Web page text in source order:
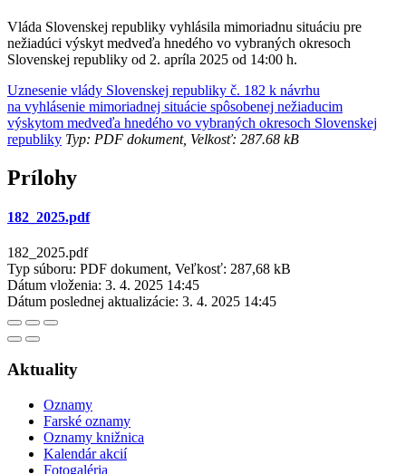
Vláda Slovenskej republiky vyhlásila mimoriadnu situáciu pre
nežiadúci výskyt medveďa hnedého vo vybraných okresoch
Slovenskej republiky od 2. apríla 2025 od 14:00 h.
Uznesenie vlády Slovenskej republiky č. 182 k návrhu
na vyhlásenie mimoriadnej situácie spôsobenej nežiaducim
výskytom medveďa hnedého vo vybraných okresoch Slovenskej
republiky Typ: PDF dokument, Velkosť: 287.68 kB
Prílohy
182_2025.pdf
182_2025.pdf
Typ súboru: PDF dokument, Veľkosť: 287,68 kB
Dátum vloženia: 3. 4. 2025 14:45
Dátum poslednej aktualizácie: 3. 4. 2025 14:45
Aktuality
Oznamy
Farské oznamy
Oznamy knižnica
Kalendár akcií
Fotogaléria